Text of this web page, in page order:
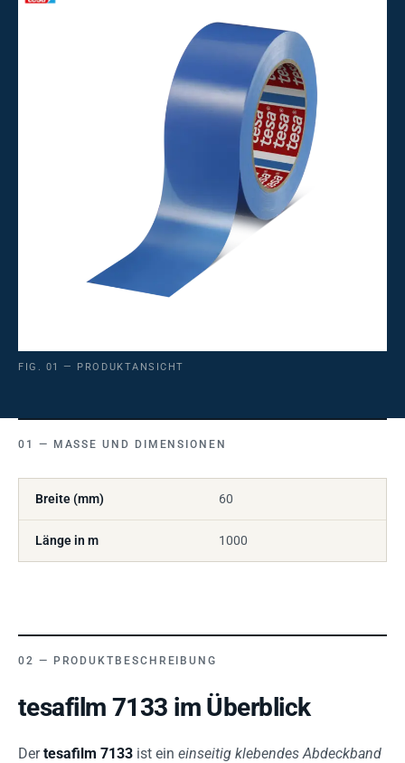
FIG. 01 — PRODUKTANSICHT
MASSE UND DIMENSIONEN
Breite (mm) 60
Länge in m 1000
PRODUKTBESCHREIBUNG
tesafilm 7133 im Überblick
Dertesafilm 7133 ist ein einseitig klebendes Abdeckband